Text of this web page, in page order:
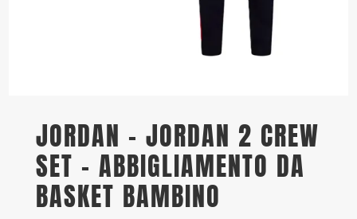
JORDAN – JORDAN 2 CREW
SET – ABBIGLIAMENTO DA
BASKET BAMBINO